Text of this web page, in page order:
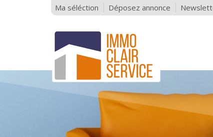
Ma séléction Déposez annonce